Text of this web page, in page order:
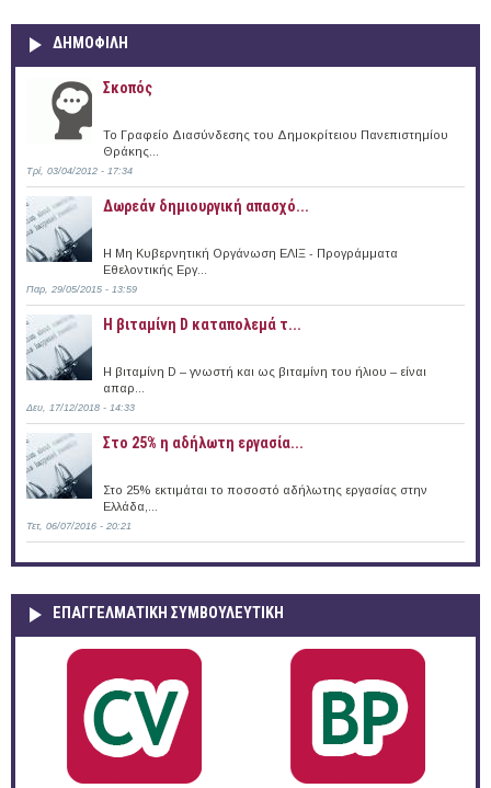
ΔΗΜΟΦΙΛΗ
Σκοπός
Το Γραφείο Διασύνδεσης του Δημοκρίτειου Πανεπιστημίου
Θράκης...
Τρί, 03/04/2012 - 17:34
Δωρεάν δημιουργική απασχό...
Η Μη Κυβερνητική Οργάνωση ΕΛΙΞ - Προγράμματα
Εθελοντικής Εργ...
Παρ, 29/05/2015 - 13:59
Η βιταμίνη D καταπολεμά τ...
Η βιταμίνη D – γνωστή και ως βιταμίνη του ήλιου – είναι
απαρ...
Δευ, 17/12/2018 - 14:33
Στο 25% η αδήλωτη εργασία...
Στο 25% εκτιμάται το ποσοστό αδήλωτης εργασίας στην
Ελλάδα,...
Τετ, 06/07/2016 - 20:21
ΕΠΑΓΓΕΛΜΑΤΙΚΉ ΣΥΜΒΟΥΛΕΥΤΙΚΉ